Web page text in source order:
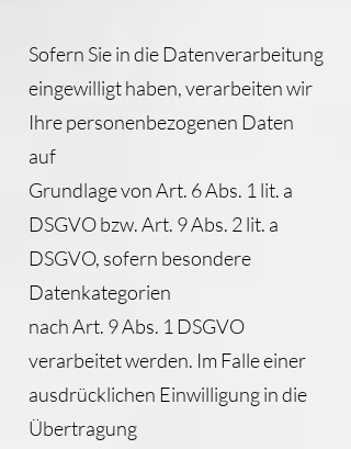
Sofern Sie in die Datenverarbeitung
eingewilligt haben, verarbeiten wir
Ihre personenbezogenen Daten
auf
Grundlage von Art. 6 Abs. 1 lit. a
DSGVO bzw. Art. 9 Abs. 2 lit. a
DSGVO, sofern besondere
Datenkategorien
nach Art. 9 Abs. 1 DSGVO
verarbeitet werden. Im Falle einer
ausdrücklichen Einwilligung in die
Übertragung